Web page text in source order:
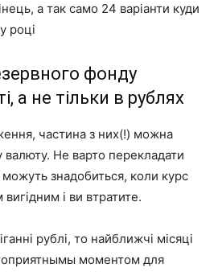
а так само 24 варіанти куди
році
фонду
а не тільки в рублях
частина з них(!) можна
валюту. Не варто перекладати
можуть знадобиться, коли курс
і ви втратите.
рублі, то найближчі місяці
моментом для